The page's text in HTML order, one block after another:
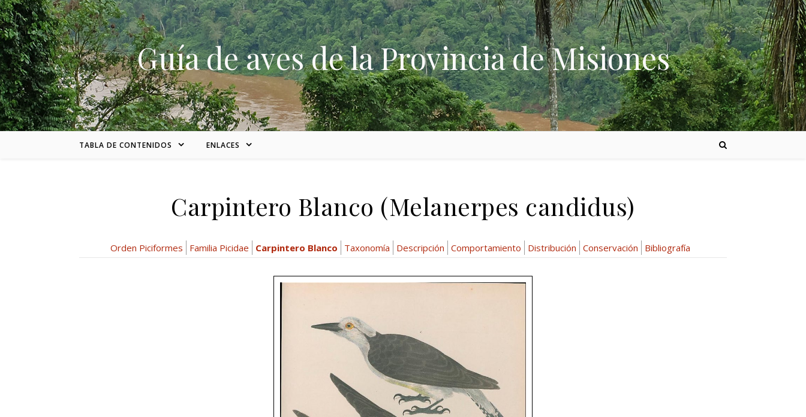
Skip to content
Guía de aves de la Provincia de Misiones
TABLA DE CONTENIDOS ENLACES
Carpintero Blanco (Melanerpes candidus)
Orden Piciformes Familia Picidae Carpintero Blanco Taxonomía Descripción Comportamiento Distribución Conservación Bibliografía